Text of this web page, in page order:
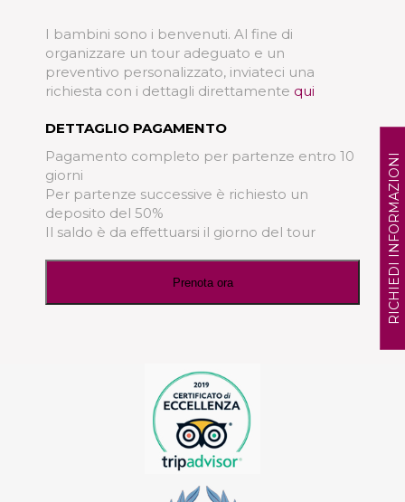
I bambini sono i benvenuti. Al fine di
organizzare un tour adeguato e un
preventivo personalizzato, inviateci una
richiesta con i dettagli direttamente qui
DETTAGLIO PAGAMENTO
Pagamento completo per partenze entro 10
giorni
Per partenze successive è richiesto un
deposito del 50%
Il saldo è da effettuarsi il giorno del tour
Prenota ora RICHIEDI INFORMAZIONI